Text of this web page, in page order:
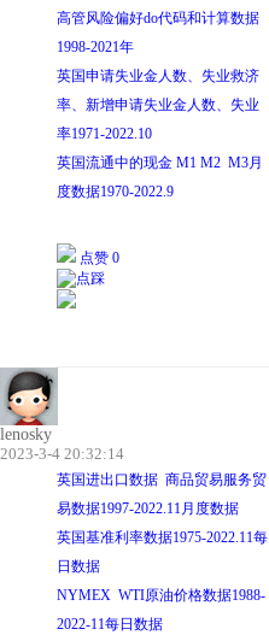
高管风险偏好do代码和计算数据
1998-2021年
英国申请失业金人数、失业救济
率、新增申请失业金人数、失业
率1971-2022.10
英国流通中的现金 M1 M2 M3月
度数据1970-2022.9
点赞 0
lenosky
2023-3-4 20:32:14
英国进出口数据 商品贸易服务贸
易数据1997-2022.11月度数据
英国基准利率数据1975-2022.11每
日数据
NYMEX WTI原油价格数据1988-
2022-11每日数据